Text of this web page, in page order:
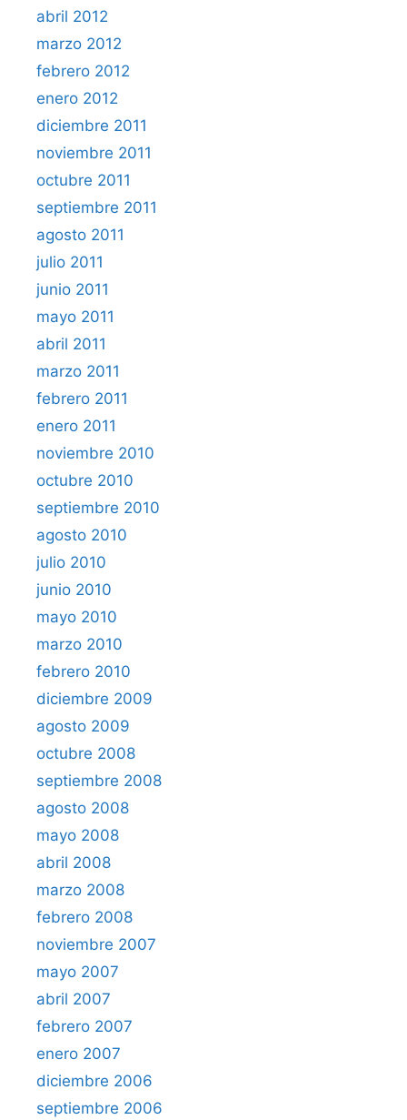
abril 2012
marzo 2012
febrero 2012
enero 2012
diciembre 2011
noviembre 2011
octubre 2011
septiembre 2011
agosto 2011
julio 2011
junio 2011
mayo 2011
abril 2011
marzo 2011
febrero 2011
enero 2011
noviembre 2010
octubre 2010
septiembre 2010
agosto 2010
julio 2010
junio 2010
mayo 2010
marzo 2010
febrero 2010
diciembre 2009
agosto 2009
octubre 2008
septiembre 2008
agosto 2008
mayo 2008
abril 2008
marzo 2008
febrero 2008
noviembre 2007
mayo 2007
abril 2007
febrero 2007
enero 2007
diciembre 2006
septiembre 2006